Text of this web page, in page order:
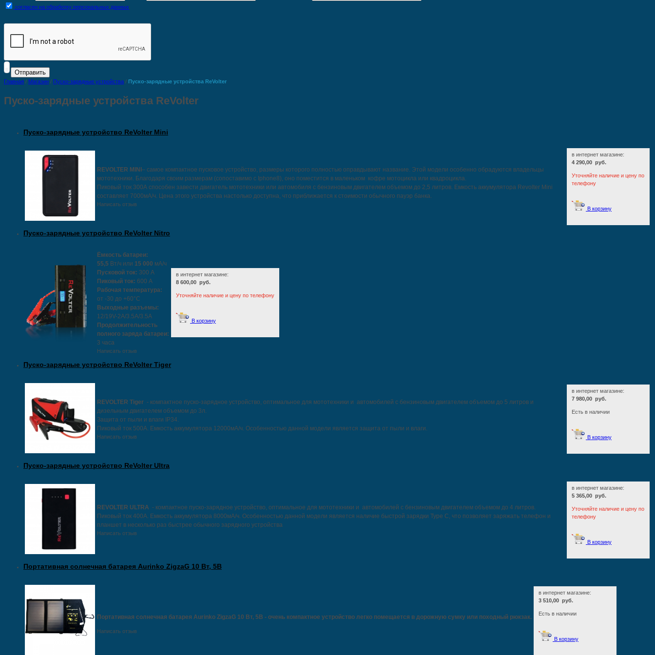
согласен на обработку персональных данных
Главная / Магазин / Пуско-зарядные устройства / Пуско-зарядные устройства ReVolter
Пуско-зарядные устройства ReVolter
Пуско-зарядные устройство ReVolter Mini
REVOLTER MINI – самое компактное пусковое устройство, размеры которого полностью оправдывают название. Этой модели особенно обрадуются владельцы
мототехники. Благодаря своим размерам (сопоставимо с Iphone8), оно поместится в маленьком кофре мотоцикла или квадроцикла.
Пиковый ток 300А способен завести двигатель мототехники или автомобиля c бензиновым двигателем объемом до 2,5 литров. Емкость аккумулятора Revolter Mini
составляет 7000мА/ч. Цена этого устройства настолько доступна, что приближается к стоимости обычного пауэр банка.
Написать отзыв
в интернет магазине:
4 290,00 руб.
Уточняйте наличие и цену по
телефону
В корзину
Пуско-зарядные устройство ReVolter Nitro
Ёмкость батареи:
55,5 Вт/ч или 15 000 мА/ч
Пусковой ток: 300 А
Пиковый ток: 600 А
Рабочая температура:
от -30 до +60°С
Выходные разъемы:
12/19V-2A/3.5A/3.5A
Продолжительность
полного заряда батареи:
3 часа
Написать отзыв
в интернет магазине:
8 600,00 руб.
Уточняйте наличие и цену по телефону
В корзину
Пуско-зарядные устройство ReVolter Tiger
REVOLTER Tiger - компактное пуско-зарядное устройство, оптимальное для мототехники и автомобилей с бензиновым двигателем объемом до 5 литров и
дизельным двигателем объемом до 3л.
Защита от пыли и влаги IP34.
Пиковый ток 500А. Емкость аккумулятора 12000мА/ч. Особенностью данной модели является защита от пыли и влаги.
Написать отзыв
в интернет магазине:
7 980,00 руб.
Есть в наличии
В корзину
Пуско-зарядные устройство ReVolter Ultra
REVOLTER ULTRA - компактное пуско-зарядное устройство, оптимальное для мототехники и автомобилей с бензиновым двигателем объемом до 4 литров.
Пиковый ток 400А. Емкость аккумулятора 8000мА/ч. Особенностью данной модели является наличие быстрой зарядки Type C, что позволяет заряжать телефон и
планшет в несколько раз быстрее обычного зарядного устройства
Написать отзыв
в интернет магазине:
5 365,00 руб.
Уточняйте наличие и цену по
телефону
В корзину
Портативная солнечная батарея Aurinko ZigzaG 10 Вт, 5В
Портативная солнечная батарея Aurinko ZigzaG 10 Вт, 5В - очень компактное устройство легко помещается в дорожную сумку или походный рюкзак.
Написать отзыв
в интернет магазине:
3 510,00 руб.
Есть в наличии
В корзину